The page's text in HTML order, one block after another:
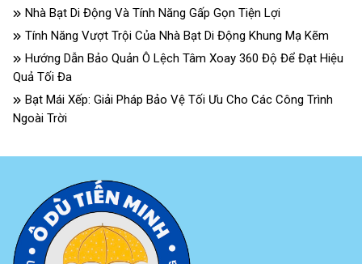
Nhà Bạt Di Động Và Tính Năng Gấp Gọn Tiện Lợi
Tính Năng Vượt Trội Của Nhà Bạt Di Động Khung Mạ Kẽm
Hướng Dẫn Bảo Quản Ô Lệch Tâm Xoay 360 Độ Để Đạt Hiệu
Quả Tối Đa
Bạt Mái Xếp: Giải Pháp Bảo Vệ Tối Ưu Cho Các Công Trình
Ngoài Trời